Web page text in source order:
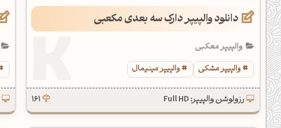
دانلود والپیپر دارک سه بعدی مکعبی
والپیپر معکبی
والپیپر مشکی
والپیپر مینیمال
رزولوشن والپیپر: Full HD 161